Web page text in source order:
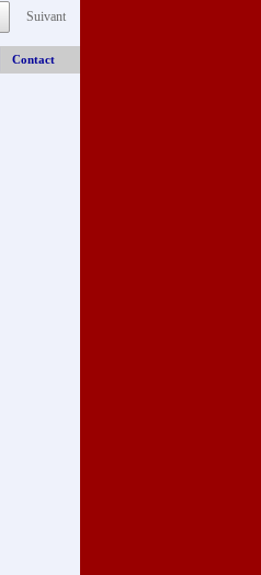
Suivant
Contact